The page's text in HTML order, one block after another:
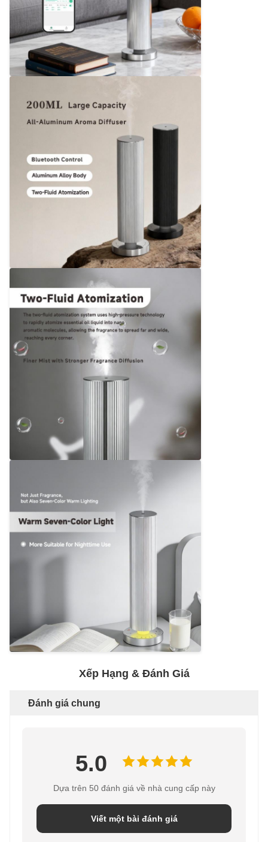
Xếp Hạng & Đánh Giá
Đánh giá chung
5.0
Dựa trên 50 đánh giá về nhà cung cấp này
Viết một bài đánh giá